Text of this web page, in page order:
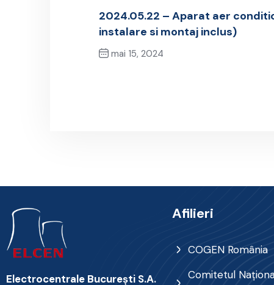
2024.05.22 – Aparat aer
instalare si montaj inclus)
mai 15, 2024
Electrocentrale Bucureşti S.A.
Afilieri
COGEN România
Comitetul